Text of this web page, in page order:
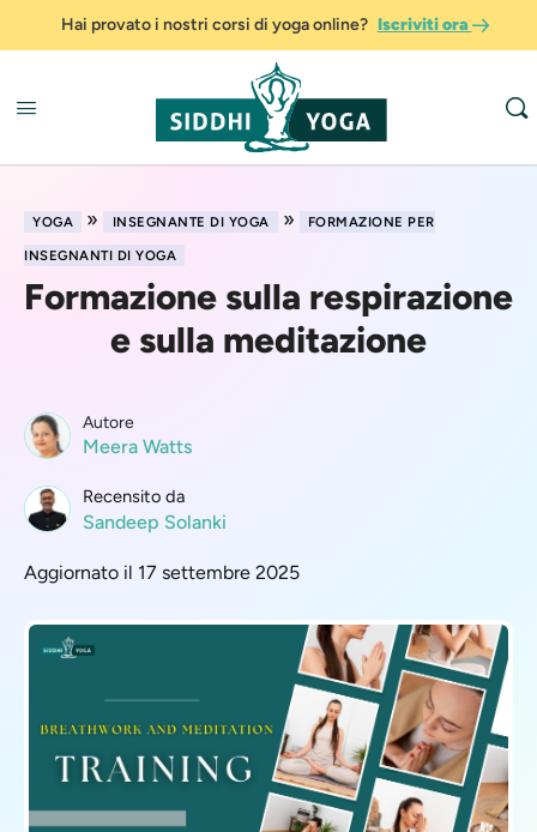
Hai provato i nostri corsi di yoga online? Iscriviti ora
YOGA » INSEGNANTE DI YOGA »
FORMAZIONE PER
INSEGNANTI DI YOGA
Formazione sulla respirazione
e sulla meditazione
Autore
Meera Watts
Recensito da
Sandeep Solanki
Aggiornato il 17 settembre 2025